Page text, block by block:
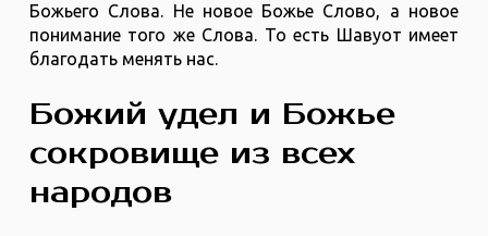
Божьего Слова. Не новое Божье Слово, а новое
понимание того же Слова. То есть Шавуот имеет
благодать менять нас.
Божий удел и Божье
сокровище из всех
народов